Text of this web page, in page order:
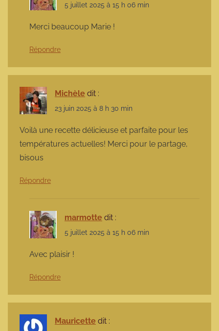
5 juillet 2025 à 15 h 06 min
Merci beaucoup Marie !
Répondre
Michèle dit :
23 juin 2025 à 8 h 30 min
Voilà une recette délicieuse et parfaite pour les
températures actuelles! Merci pour le partage,
bisous
Répondre
marmotte dit :
5 juillet 2025 à 15 h 06 min
Avec plaisir !
Répondre
Mauricette dit :